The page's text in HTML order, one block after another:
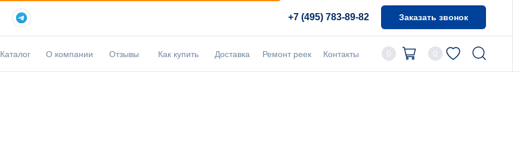
+7 (495) 783-89-82 Заказать звонок
0
Каталог О компании Отзывы Доставка Ремонт реек Контакты
Как купить 0